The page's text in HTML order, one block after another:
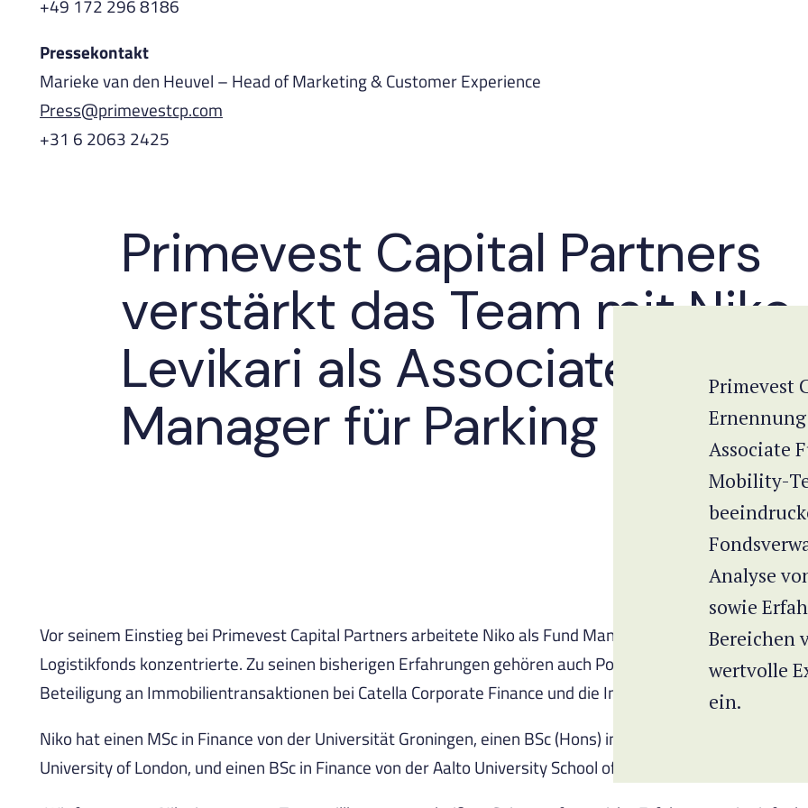
+49 172 296 8186
Pressekontakt
Marieke van den Heuvel – Head of Marketing & Customer Experience
Press@primevestcp.com
+31 6 2063 2425
Primevest Capital Partners
verstärkt das Team mit Niko
Levikari als Associate Fund
Manager für Parking
Primevest
Associate
Mobility-
Analyse
sowie
Bereichen
wertvolle
ein.
Vor seinem Einstieg bei Primevest Capital Partners arbeitete Niko als Fund Management Associate bei
Logistikfonds konzentrierte. Zu seinen bisherigen Erfahrungen gehören auch Positionen als
Beteiligung an Immobilientransaktionen bei Catella Corporate Finance und die Immobilienforschung bei AXA
Niko hat einen MSc in Finance von der Universität Groningen, einen BSc (Hons) in Investment and
University of London, und einen BSc in Finance von der Aalto University School of Economics.